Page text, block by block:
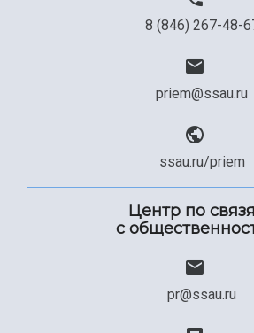
8 (846) 267-48-
priem@ssau.ru
ssau.ru/priem
Центр по
с
pr@ssau.ru